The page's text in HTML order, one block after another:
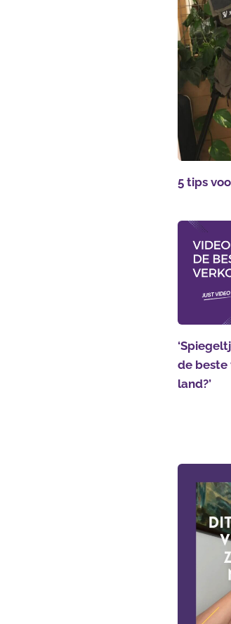
5 tips
de beste
land?’